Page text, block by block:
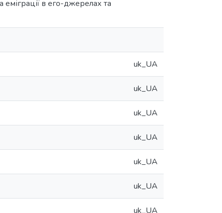
в его-джерелах та
uk_UA
uk_UA
uk_UA
uk_UA
uk_UA
uk_UA
uk_UA